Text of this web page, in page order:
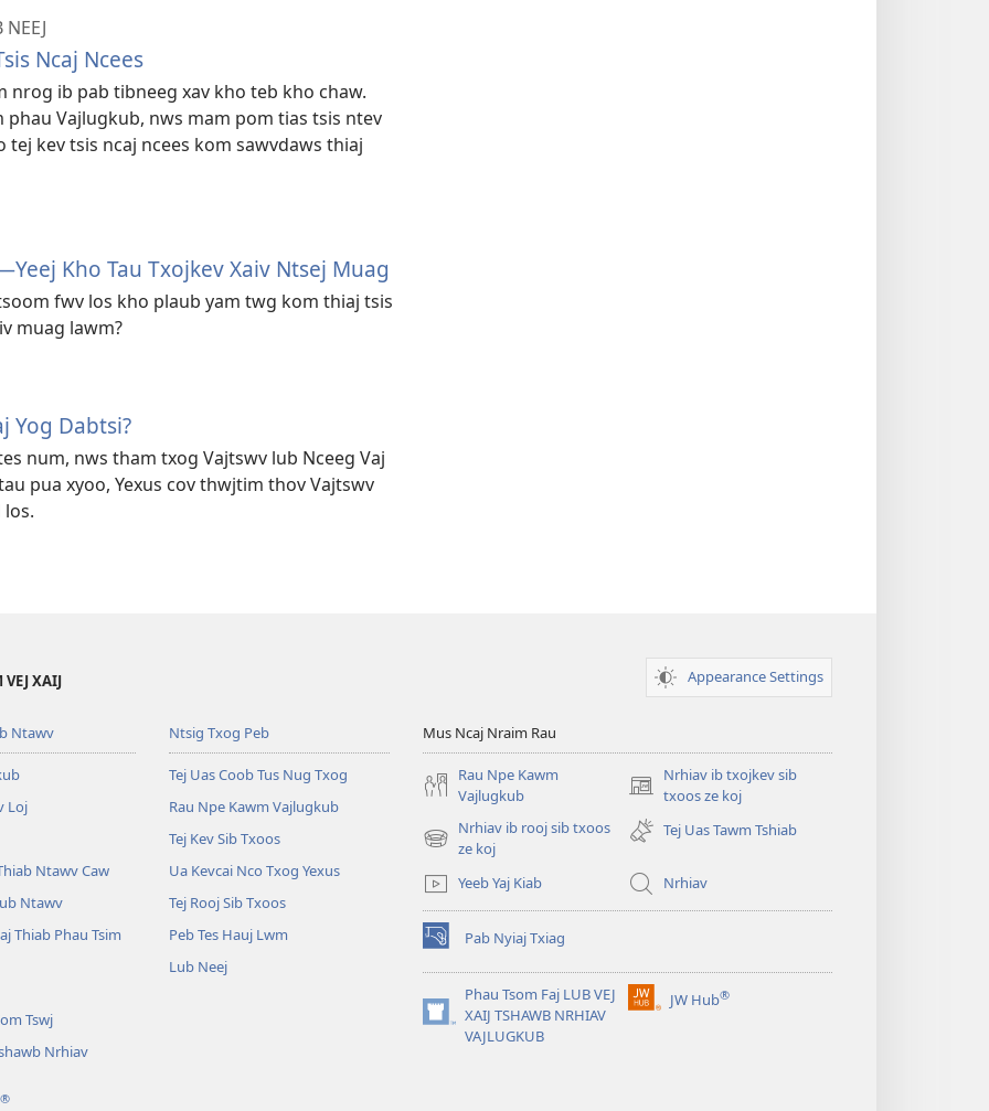
Ncaj Ncees
nrog ib pab tibneeg xav kho teb kho chaw.
phau Vajlugkub, nws mam pom tias tsis ntev
kev tsis ncaj ncees kom sawvdaws thiaj
Kho Tau Txojkev Xaiv Ntsej Muag
fwv los kho plaub yam twg kom thiaj tsis
muag lawm?
Yog Dabtsi?
num, nws tham txog Vajtswv lub Nceeg Vaj
pua xyoo, Yexus cov thwjtim thov Vajtswv
XAIJ Appearance Settings
Ntawv
Loj
Ntawv Caw
Ntawv
Thiab Phau Tsim
Tswj
Nrhiav
®
Ntsig Txog Peb
Tej Uas Coob Tus Nug Txog
Rau Npe Kawm Vajlugkub
Tej Kev Sib Txoos
Ua Kevcai Nco Txog Yexus
Tej Rooj Sib Txoos
Peb Tes Hauj Lwm
Lub Neej
Mus Ncaj Nraim Rau
Rau Npe Kawm
Vajlugkub
Nrhiav ib txojkev sib
txoos ze koj
(opens
new
window)
Nrhiav ib rooj sib txoos
ze koj
(opens
window)
Tej Uas Tawm Tshiab
Yeeb Yaj Kiab Nrhiav
Pab Nyiaj Txiag
(opens
new
window)Phau Tsom Faj LUB VEJ
XAIJ TSHAWB NRHIAV
VAJLUGKUB
(opens
JW Hub®
(opens